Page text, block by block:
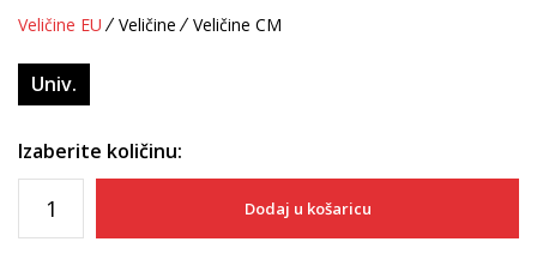
Veličine EU Veličine Veličine CM
Univ.
Izaberite količinu:
Dodaj u košaricu